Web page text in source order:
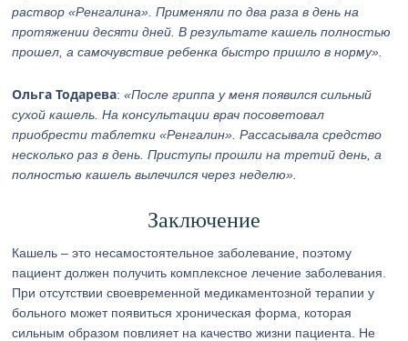
раствор «Ренгалина». Применяли по два раза в день на
протяжении десяти дней. В результате кашель полностью
прошел, а самочувствие ребенка быстро пришло в норму».
Ольга Тодарева:«После гриппа у меня появился сильный
сухой кашель. На консультации врач посоветовал
приобрести таблетки «Ренгалин». Рассасывала средство
несколько раз в день. Приступы прошли на третий день, а
полностью кашель вылечился через неделю».
Заключение
Кашель – это несамостоятельное заболевание, поэтому
пациент должен получить комплексное лечение заболевания.
При отсутствии своевременной медикаментозной терапии у
больного может появиться хроническая форма, которая
сильным образом повлияет на качество жизни пациента. Не